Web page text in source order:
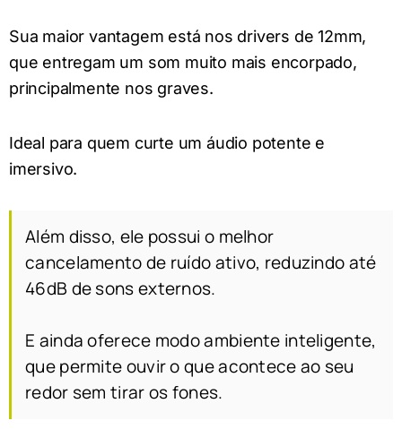
Sua maior vantagem está nos drivers de 12mm,
que entregam um som muito mais encorpado,
principalmente nos graves.
Ideal para quem curte um áudio potente e
imersivo.
Além disso, ele possui o melhor
cancelamento de ruído ativo, reduzindo até
46dB de sons externos.
E ainda oferece modo ambiente inteligente,
que permite ouvir o que acontece ao seu
redor sem tirar os fones.